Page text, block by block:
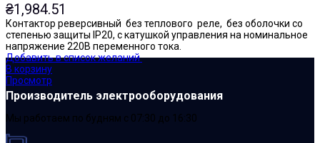
₴1,984.51
Контактор реверсивный без теплового реле, без оболочки со
степенью защиты IP20, с катушкой управления на номинальное
напряжение 220В переменного тока.
Добавить в список желаний
В корзину
Просмотр
Производитель электрооборудования
Мы работаем по будням с 07:30 до 16:30